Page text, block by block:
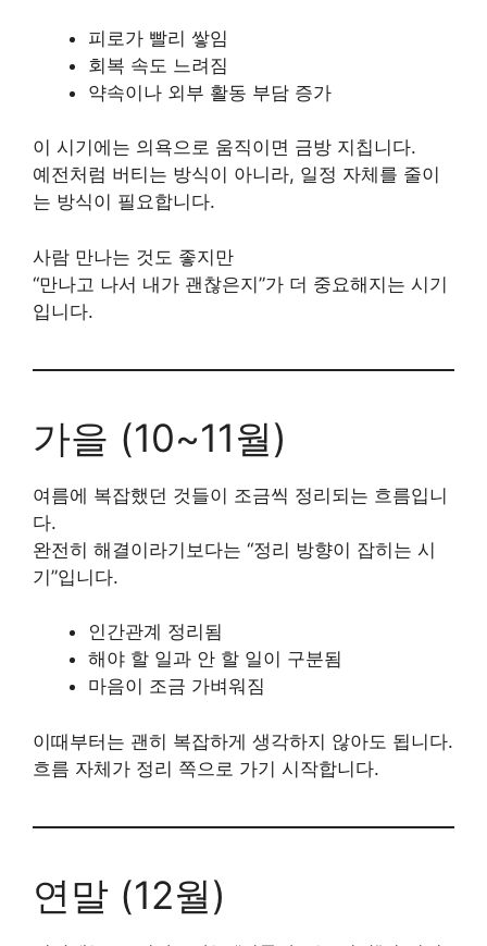
피로가 빨리 쌓임
회복 속도 느려짐
약속이나 외부 활동 부담 증가
이 시기에는 의욕으로 움직이면 금방 지칩니다.
예전처럼 버티는 방식이 아니라, 일정 자체를 줄이
는 방식이 필요합니다.
사람 만나는 것도 좋지만
“만나고 나서 내가 괜찮은지”가 더 중요해지는 시기
입니다.
가을 (10~11월)
여름에 복잡했던 것들이 조금씩 정리되는 흐름입니
다.
완전히 해결이라기보다는 “정리 방향이 잡히는 시
기”입니다.
인간관계 정리됨
해야 할 일과 안 할 일이 구분됨
마음이 조금 가벼워짐
이때부터는 괜히 복잡하게 생각하지 않아도 됩니다.
흐름 자체가 정리 쪽으로 가기 시작합니다.
연말 (12월)